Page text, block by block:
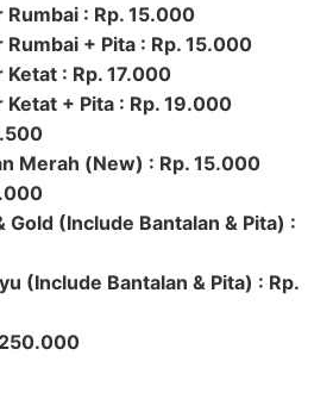
: Rp. 15.000
+ Pita : Rp. 15.000
: Rp. 17.000
+ Pita : Rp. 19.000
Merah (New) : Rp. 15.000
Gold (Include Bantalan & Pita) :
(Include Bantalan & Pita) : Rp.